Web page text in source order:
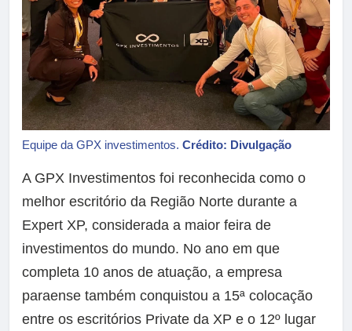
Equipe da GPX investimentos. Crédito: Divulgação
A GPX Investimentos foi reconhecida como o
melhor escritório da Região Norte durante a
Expert XP, considerada a maior feira de
investimentos do mundo. No ano em que
completa 10 anos de atuação, a empresa
paraense também conquistou a 15ª colocação
entre os escritórios Private da XP e o 12º lugar